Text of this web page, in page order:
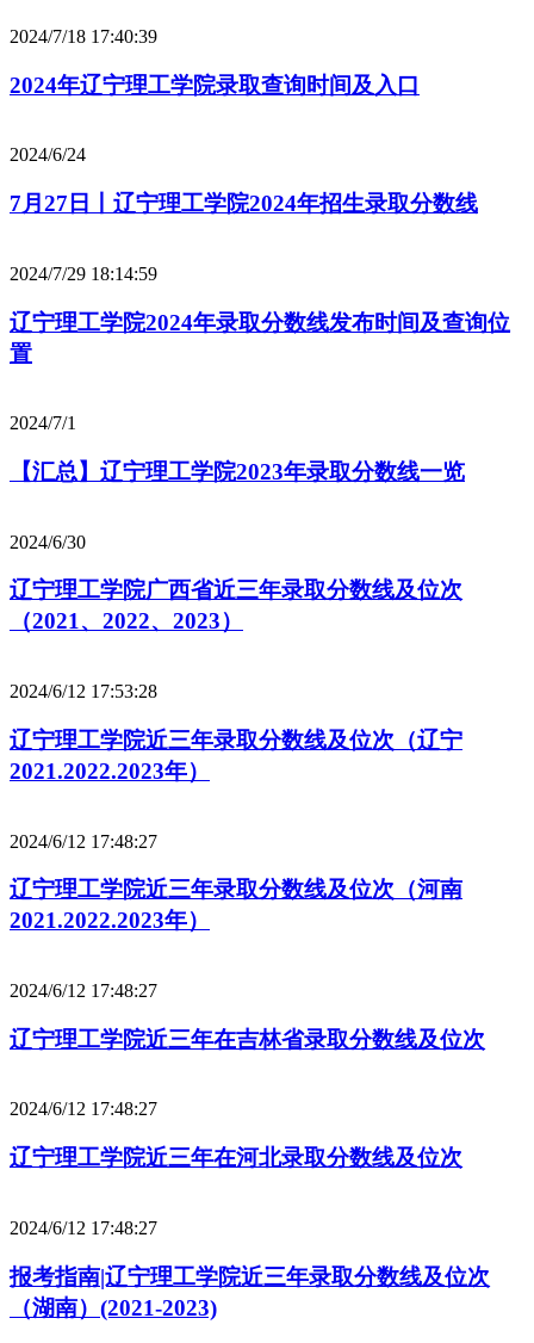
2024/7/18 17:40:39
2024年辽宁理工学院录取查询时间及入口
2024/6/24
7月27日丨辽宁理工学院2024年招生录取分数线
2024/7/29 18:14:59
辽宁理工学院2024年录取分数线发布时间及查询位
置
2024/7/1
【汇总】辽宁理工学院2023年录取分数线一览
2024/6/30
辽宁理工学院广西省近三年录取分数线及位次
（2021、2022、2023）
2024/6/12 17:53:28
辽宁理工学院近三年录取分数线及位次（辽宁
2021.2022.2023年）
2024/6/12 17:48:27
辽宁理工学院近三年录取分数线及位次（河南
2021.2022.2023年）
2024/6/12 17:48:27
辽宁理工学院近三年在吉林省录取分数线及位次
2024/6/12 17:48:27
辽宁理工学院近三年在河北录取分数线及位次
2024/6/12 17:48:27
报考指南|辽宁理工学院近三年录取分数线及位次
（湖南）(2021-2023)